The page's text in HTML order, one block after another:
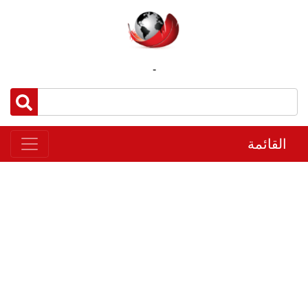
-
القائمة